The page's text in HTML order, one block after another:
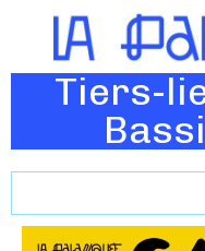
Tiers-